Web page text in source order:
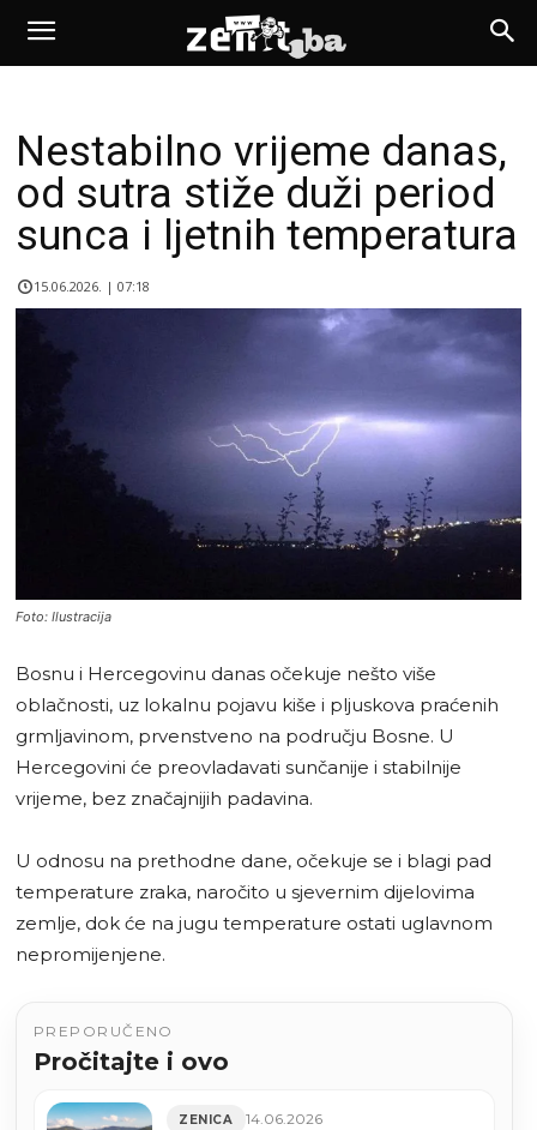
Nestabilno vrijeme danas,
od sutra stiže duži period
sunca i ljetnih temperatura
15.06.2026. | 07:18
Foto: Ilustracija
Bosnu i Hercegovinu danas očekuje nešto više
oblačnosti, uz lokalnu pojavu kiše i pljuskova praćenih
grmljavinom, prvenstveno na području Bosne. U
Hercegovini će preovladavati sunčanije i stabilnije
vrijeme, bez značajnijih padavina.
U odnosu na prethodne dane, očekuje se i blagi pad
temperature zraka, naročito u sjevernim dijelovima
zemlje, dok će na jugu temperature ostati uglavnom
nepromijenjene.
PREPORUČENO
Pročitajte i ovo
ZENICA 14.06.2026